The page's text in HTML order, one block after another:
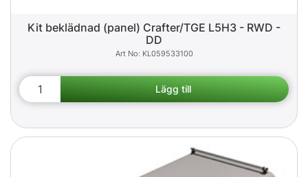
Kit beklädnad (panel) Crafter/TGE L5H3 - RWD -
DD
KL059533100